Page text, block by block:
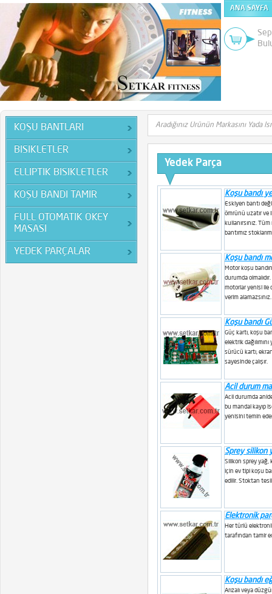
ANA SAYFA
KOŞU BANTLARI
BISIKLETLER
ELLIPTIK BISIKLETLER
KOŞU BANDI TAMIR
FULL OTOMATIK OKEY
MASASI
YEDEK PARÇALAR
Yedek Parça
Koşu bandı
Eskiyen bantı
ömrünü uzatır ve
kullanırsınız.
bantımız
Koşu bandı
Motor koşu
durumda
motorlar yenisi ile
verim alamazsınız.
Koşu bandı
Güç kartı, koşu
elektrik
sürücü kartı,
sayesinde çalışır.
Acil durum
Acil durumda
bu mandal kayıp
yenisini temin
Sprey silikon
Silikon sprey yağ,
için ev tipi koşu
edilir. Stoktan
Elektronik
Her türlü
tarafından tamir
Koşu bandı
Arızalı veya